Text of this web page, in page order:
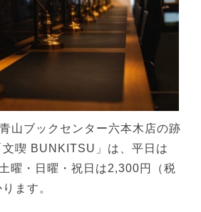
山ブックセンター六本木店の跡
喫 BUNKITSU」は、平日は
曜・日曜・祝日は2,300円（税
ます。